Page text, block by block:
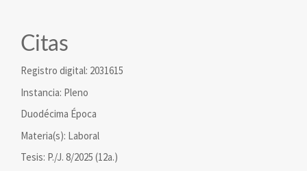
Citas
Registro digital: 2031615
Instancia: Pleno
Duodécima Época
Materia(s): Laboral
Tesis: P./J. 8/2025 (12a.)